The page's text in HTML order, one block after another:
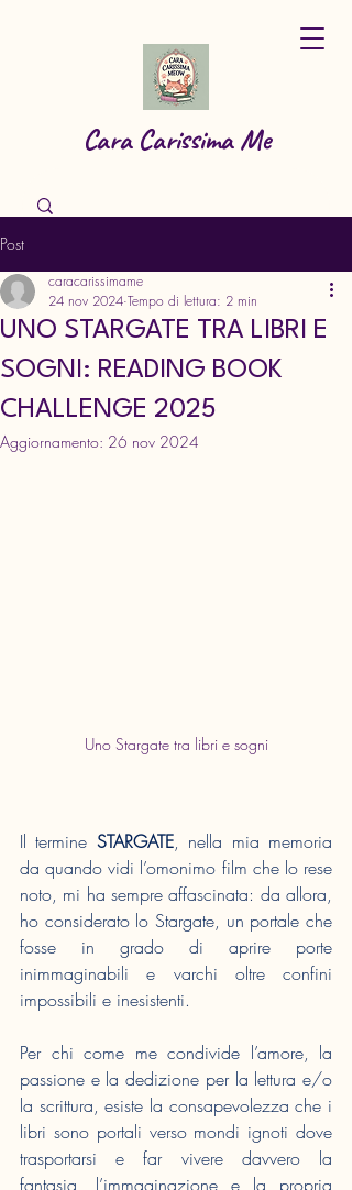
Cara Carissima Me
Post
UNO STARGATE TRA LIBRI E
SOGNI: READING BOOK
CHALLENGE 2025
caracarissimame
24 nov 2024 Tempo di lettura: 2 min
Aggiornamento: 26 nov 2024
Uno Stargate tra libri e sogni
Il termine STARGATE, nella mia memoria
da quando vidi l’omonimo film che lo rese
noto, mi ha sempre affascinata: da allora,
ho considerato lo Stargate, un portale che
fosse in grado di aprire porte
inimmaginabili e varchi oltre confini
impossibili e inesistenti.
Per chi come me condivide l’amore, la
passione e la dedizione per la lettura e/o
la scrittura, esiste la consapevolezza che i
libri sono portali verso mondi ignoti dove
trasportarsi e far vivere davvero la
fantasia, l’immaginazione e la propria